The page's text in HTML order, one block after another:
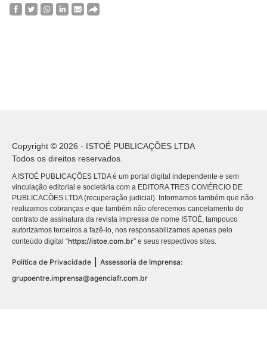
Copyright © 2026 - ISTOÉ PUBLICAÇÕES LTDA
Todos os direitos reservados.
A ISTOÉ PUBLICAÇÕES LTDA é um portal digital independente e sem
vinculação editorial e societária com a EDITORA TRES COMÉRCIO DE
PUBLICACÕES LTDA (recuperação judicial). Informamos também que não
realizamos cobranças e que também não oferecemos cancelamento do
contrato de assinatura da revista impressa de nome ISTOÉ, tampouco
autorizamos terceiros a fazê-lo, nos responsabilizamos apenas pelo
conteúdo digital “https://istoe.com.br” e seus respectivos sites.
Política de Privacidade | Assessoria de Imprensa:
grupoentre.imprensa@agenciafr.com.br